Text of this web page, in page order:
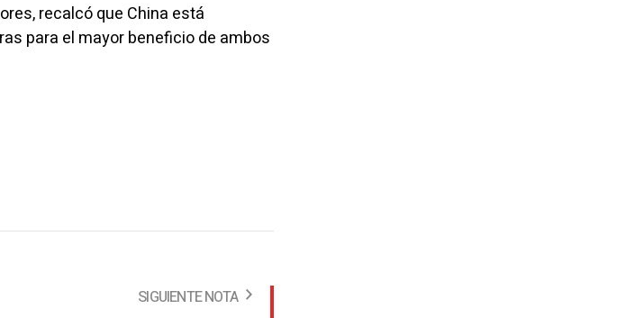
recalcó que China está
para el mayor beneficio de ambos
SIGUIENTE NOTA